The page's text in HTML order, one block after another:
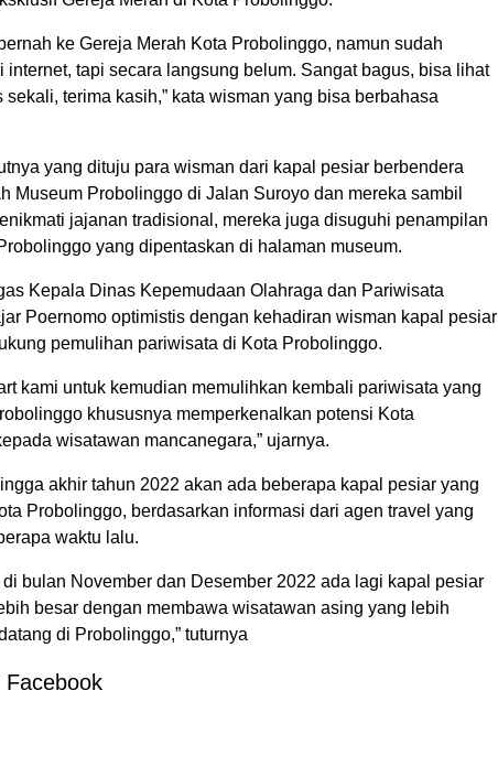
ke Gereja Merah Kota Probolinggo, namun sudah
internet, tapi secara langsung belum. Sangat bagus, bisa lihat
sekali, terima kasih,” kata wisman yang bisa berbahasa
yang dituju para wisman dari kapal pesiar berbendera
Museum Probolinggo di Jalan Suroyo dan mereka sambil
jajanan tradisional, mereka juga disuguhi penampilan
yang dipentaskan di halaman museum.
Kepala Dinas Kepemudaan Olahraga dan Pariwisata
Poernomo optimistis dengan kehadiran wisman kapal pesiar
pemulihan pariwisata di Kota Probolinggo.
kami untuk kemudian memulihkan kembali pariwisata yang
khususnya memperkenalkan potensi Kota
wisatawan mancanegara,” ujarnya.
akhir tahun 2022 akan ada beberapa kapal pesiar yang
Probolinggo, berdasarkan informasi dari agen travel yang
waktu lalu.
di bulan November dan Desember 2022 ada lagi kapal pesiar
besar dengan membawa wisatawan asing yang lebih
di Probolinggo,” tuturnya
Facebook